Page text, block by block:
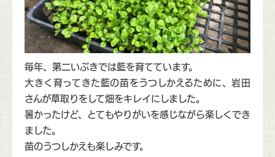
毎年、第二いぶきでは藍を育てています。
大きく育ってきた藍の苗をうつしかえるために、岩田
さんが草取りをして畑をキレイにしました。
暑かったけど、とてもやりがいを感じながら楽しくでき
ました。
苗のうつしかえも楽しみです。